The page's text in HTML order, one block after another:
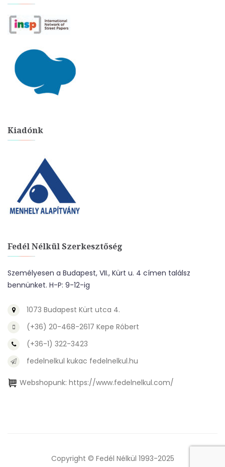
Kiadónk
Fedél Nélkül Szerkesztőség
Személyesen a Budapest, VII., Kürt u. 4 címen találsz
bennünket. H-P: 9-12-ig
1073 Budapest Kürt utca 4.
(+36) 20-468-2617 Kepe Róbert
(+36-1) 322-3423
fedelnelkul kukac fedelnelkul.hu
Webshopunk: https://www.fedelnelkul.com/
Copyright © Fedél Nélkül 1993-2025